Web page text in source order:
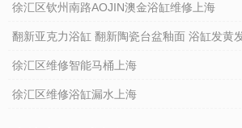
徐汇区钦州南路AOJIN澳金浴缸维修上海
翻新亚克力浴缸 翻新陶瓷台盆釉面 浴缸发黄
徐汇区维修智能马桶上海
徐汇区维修浴缸漏水上海